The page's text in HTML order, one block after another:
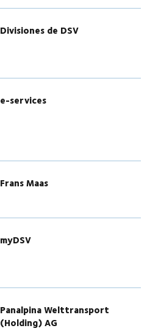
Divisiones de DSV
e-services
Frans Maas
myDSV
Panalpina Welttransport
(Holding) AG